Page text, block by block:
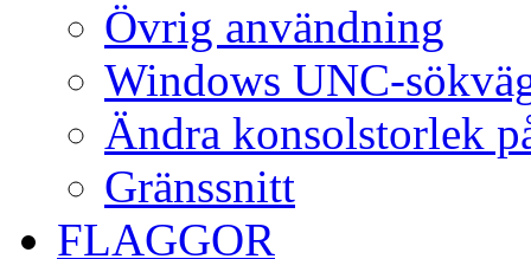
Övrig användning
Windows UNC-
Ändra konsolstorlek
Gränssnitt
FLAGGOR